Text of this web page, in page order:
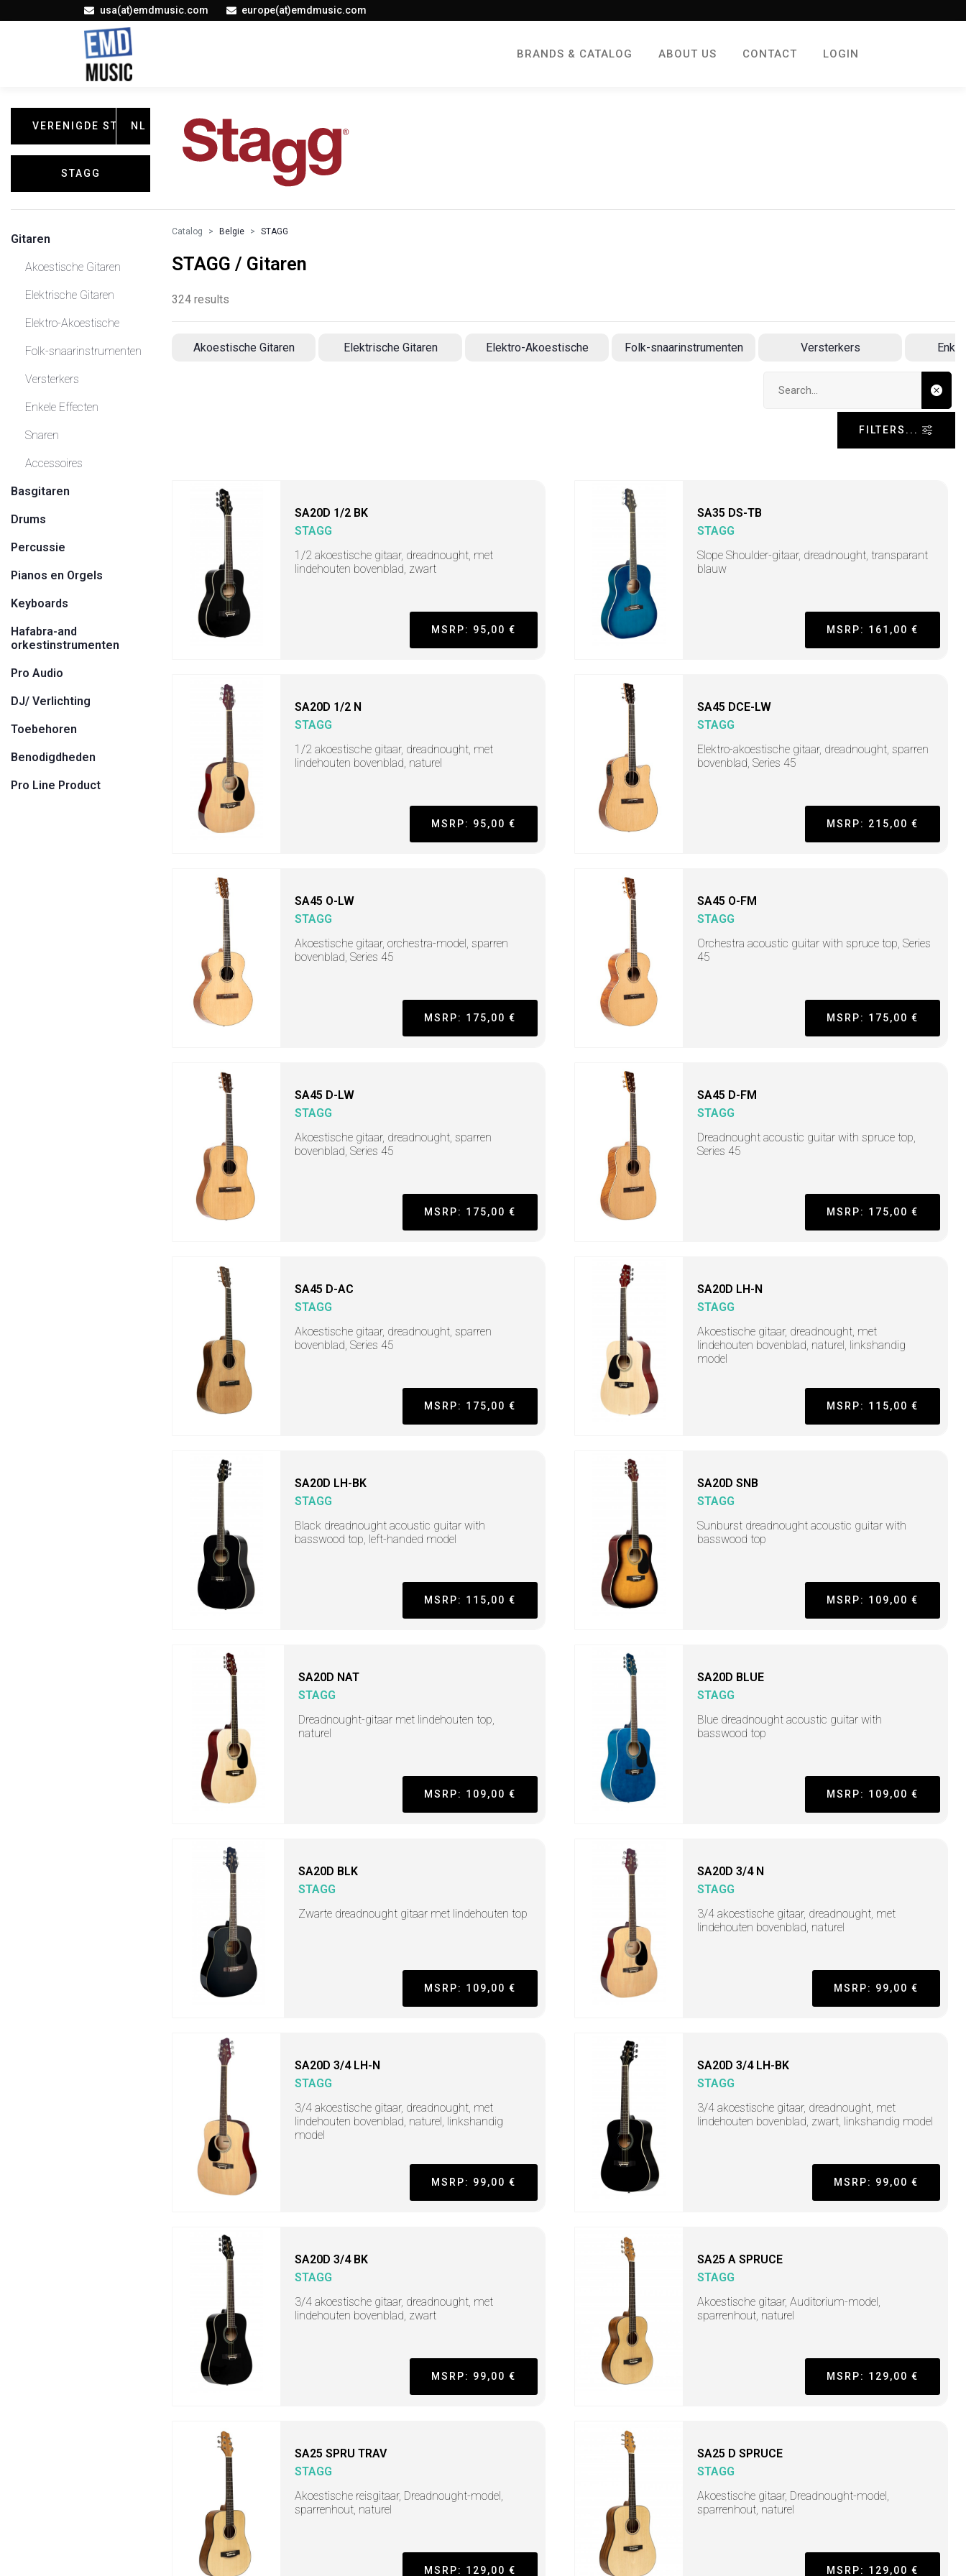
usa(at)emdmusic.com europe(at)emdmusic.com
BRANDS & CATALOG ABOUT US CONTACT LOGIN
VERENIGDE STATEN
NL
STAGG
Gitaren
Akoestische Gitaren
Elektrische Gitaren
Elektro-Akoestische
Folk-snaarinstrumenten
Versterkers
Enkele Effecten
Snaren
Accessoires
Basgitaren
Drums
Percussie
Pianos en Orgels
Keyboards
Hafabra-and
orkestinstrumenten
Pro Audio
DJ/ Verlichting
Toebehoren
Benodigdheden
Pro Line Product
Catalog Belgie STAGG
STAGG / Gitaren
324 results
Akoestische Gitaren Elektrische Gitaren Elektro-Akoestische Folk-snaarinstrumenten Versterkers
FILTERS...
SA20D 1/2 BK
STAGG
1/2 akoestische gitaar, dreadnought, met
lindehouten bovenblad, zwart
MSRP: 95,00 €
SA35 DS-TB
STAGG
Slope Shoulder-gitaar, dreadnought, transparant
blauw
MSRP: 161,00 €
SA20D 1/2 N
STAGG
1/2 akoestische gitaar, dreadnought, met
lindehouten bovenblad, naturel
MSRP: 95,00 €
SA45 DCE-LW
STAGG
Elektro-akoestische gitaar, dreadnought, sparren
bovenblad, Series 45
MSRP: 215,00 €
SA45 O-LW
STAGG
Akoestische gitaar, orchestra-model, sparren
bovenblad, Series 45
MSRP: 175,00 €
SA45 O-FM
STAGG
Orchestra acoustic guitar with spruce top, Series
45
MSRP: 175,00 €
SA45 D-LW
STAGG
Akoestische gitaar, dreadnought, sparren
bovenblad, Series 45
MSRP: 175,00 €
SA45 D-FM
STAGG
Dreadnought acoustic guitar with spruce top,
Series 45
MSRP: 175,00 €
SA45 D-AC
STAGG
Akoestische gitaar, dreadnought, sparren
bovenblad, Series 45
MSRP: 175,00 €
SA20D LH-N
STAGG
Akoestische gitaar, dreadnought, met
lindehouten bovenblad, naturel, linkshandig
model
MSRP: 115,00 €
SA20D LH-BK
STAGG
Black dreadnought acoustic guitar with
basswood top, left-handed model
MSRP: 115,00 €
SA20D SNB
STAGG
Sunburst dreadnought acoustic guitar with
basswood top
MSRP: 109,00 €
SA20D NAT
STAGG
Dreadnought-gitaar met lindehouten top,
naturel
MSRP: 109,00 €
SA20D BLUE
STAGG
Blue dreadnought acoustic guitar with
basswood top
MSRP: 109,00 €
SA20D BLK
STAGG
Zwarte dreadnought gitaar met lindehouten top
MSRP: 109,00 €
SA20D 3/4 N
STAGG
3/4 akoestische gitaar, dreadnought, met
lindehouten bovenblad, naturel
MSRP: 99,00 €
SA20D 3/4 LH-N
STAGG
3/4 akoestische gitaar, dreadnought, met
lindehouten bovenblad, naturel, linkshandig
model
MSRP: 99,00 €
SA20D 3/4 LH-BK
STAGG
3/4 akoestische gitaar, dreadnought, met
lindehouten bovenblad, zwart, linkshandig model
MSRP: 99,00 €
SA20D 3/4 BK
STAGG
3/4 akoestische gitaar, dreadnought, met
lindehouten bovenblad, zwart
MSRP: 99,00 €
SA25 A SPRUCE
STAGG
Akoestische gitaar, Auditorium-model,
sparrenhout, naturel
MSRP: 129,00 €
SA25 SPRU TRAV
STAGG
Akoestische reisgitaar, Dreadnought-model,
sparrenhout, naturel
MSRP: 129,00 €
SA25 D SPRUCE
STAGG
Akoestische gitaar, Dreadnought-model,
sparrenhout, naturel
MSRP: 129,00 €